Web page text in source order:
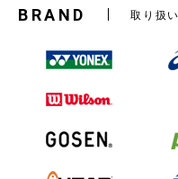
BRAND 取り扱